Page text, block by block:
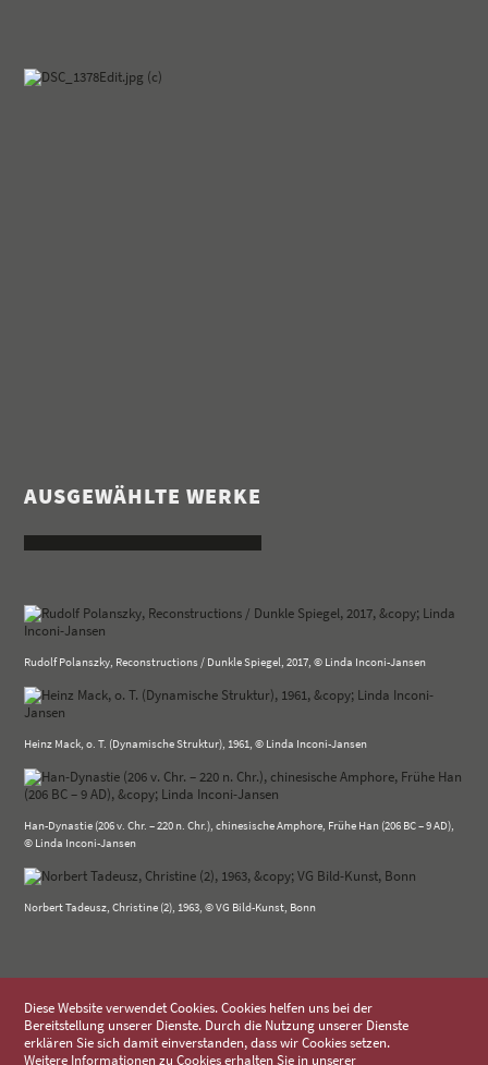
AUSGEWÄHLTE WERKE
Rudolf Polanszky, Reconstructions / Dunkle Spiegel, 2017, © Linda Inconi-Jansen
Heinz Mack, o. T. (Dynamische Struktur), 1961, © Linda Inconi-Jansen
Han-Dynastie (206 v. Chr. – 220 n. Chr.), chinesische Amphore, Frühe Han (206 BC – 9 AD),
© Linda Inconi-Jansen
Norbert Tadeusz, Christine (2), 1963, © VG Bild-Kunst, Bonn
Diese Website verwendet Cookies. Cookies helfen uns bei der
Bereitstellung unserer Dienste. Durch die Nutzung unserer Dienste
erklären Sie sich damit einverstanden, dass wir Cookies setzen.
Weitere Informationen zu Cookies erhalten Sie in unserer